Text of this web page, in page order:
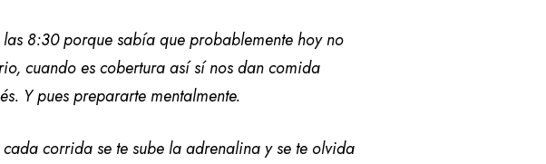
8:30 porque sabía que probablemente hoy no
cuando es cobertura así sí nos dan comida
Y pues prepararte mentalmente.
corrida se te sube la adrenalina y se te olvida